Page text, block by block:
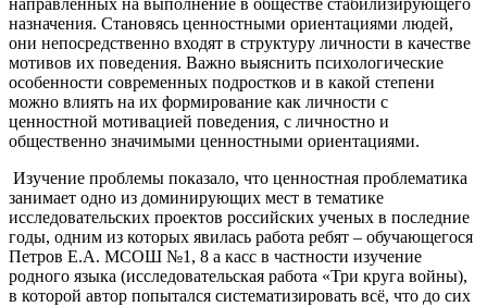
назначения. Становясь ценностными ориентациями людей,
они непосредственно входят в структуру личности в качестве
мотивов их поведения. Важно выяснить психологические
особенности современных подростков и в какой степени
можно влиять на их формирование как личности с
ценностной мотивацией поведения, с личностно и
общественно значимыми ценностными ориентациями.
Изучение проблемы показало, что ценностная проблематика
занимает одно из доминирующих мест в тематике
исследовательских проектов российских ученых в последние
годы, одним из которых явилась работа ребят – обучающегося
Петров Е.А. МСОШ №1, 8 а касс в частности изучение
родного языка (исследовательская работа «Три круга войны),
в которой автор попытался систематизировать всё, что до сих